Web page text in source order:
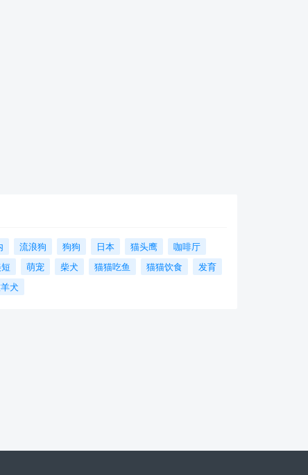
流浪狗 狗狗 日本 猫头鹰
咖啡厅
萌宠 柴犬 猫猫吃鱼 猫猫饮食
发育
犬